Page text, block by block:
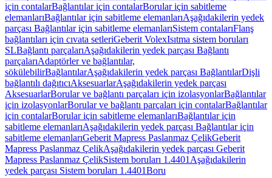
için contalarBağlantılar için contalarBorular için sabitleme
elemanlarıBağlantılar için sabitleme elemanlarıAşağıdakilerin yedek
parçası Bağlantılar için sabitleme elemanlarıSistem contalarıFlanş
bağlantıları için cıvata setleriGeberit VolexIsıtma sistem boruları
SLBağlantı parçalarıAşağıdakilerin yedek parçası Bağlantı
parçalarıAdaptörler ve bağlantılar,
sökülebilirBağlantılarAşağıdakilerin yedek parçası BağlantılarDişli
bağlantılı dağıtıcıAksesuarlarAşağıdakilerin yedek parçası
AksesuarlarBorular ve bağlantı parçaları için izolasyonlarBağlantılar
için izolasyonlarBorular ve bağlantı parçaları için contalarBağlantılar
için contalarBorular için sabitleme elemanlarıBağlantılar için
sabitleme elemanlarıAşağıdakilerin yedek parçası Bağlantılar için
sabitleme elemanlarıGeberit Mapress Paslanmaz ÇelikGeberit
Mapress Paslanmaz ÇelikAşağıdakilerin yedek parçası Geberit
Mapress Paslanmaz ÇelikSistem boruları 1.4401 Aşağıdakilerin
yedek parçası Sistem boruları 1.4401Boru